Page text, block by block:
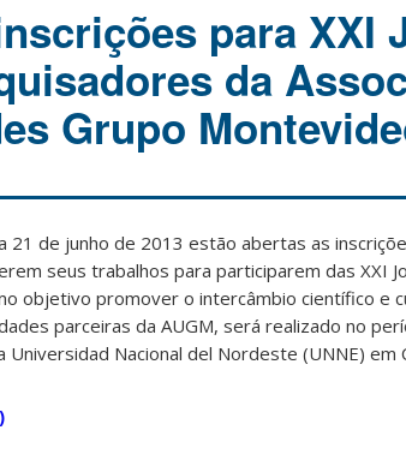
para XXI
da
Grupo
21 de junho de 2013 estão abertas as
seus trabalhos para participarem das XXI
objetivo promover o intercâmbio científico e
parceiras da AUGM, será realizado no
Universidad Nacional del Nordeste (UNNE) em